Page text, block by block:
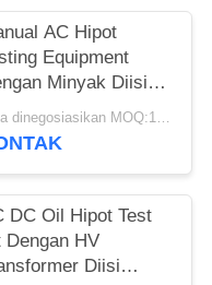
AC Hipot
Equipment
Minyak Diisi
Transformer
Bisa dinegosiasikan MOQ:1 Set
DC Oil Hipot Test
Dengan HV
Diisi